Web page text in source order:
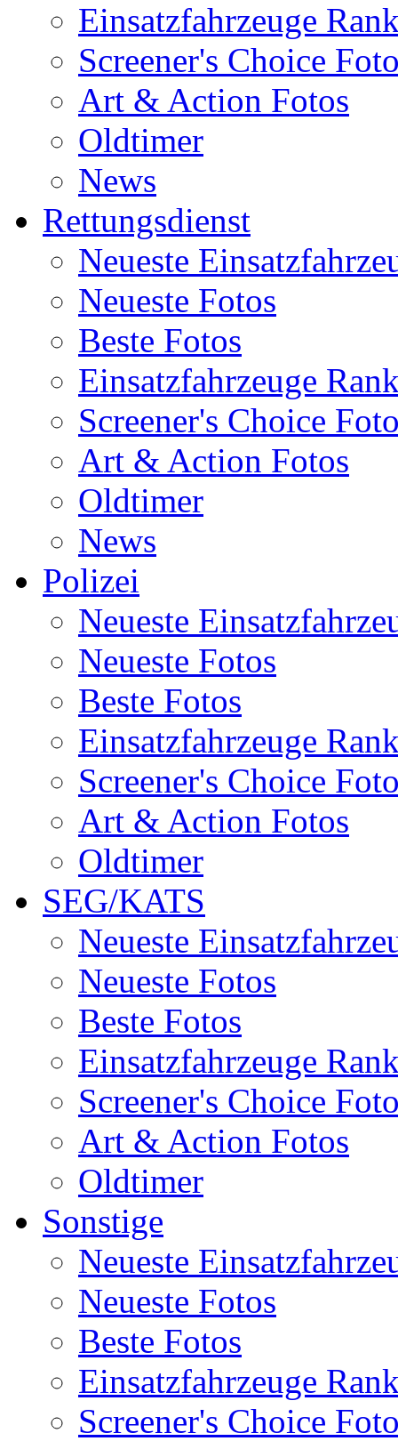
Einsatzfahrzeuge
Screener's Choice
Art & Action Fotos
Oldtimer
News
Rettungsdienst
Neueste
Neueste Fotos
Beste Fotos
Einsatzfahrzeuge
Screener's Choice
Art & Action Fotos
Oldtimer
News
Polizei
Neueste
Neueste Fotos
Beste Fotos
Einsatzfahrzeuge
Screener's Choice
Art & Action Fotos
Oldtimer
SEG/KATS
Neueste
Neueste Fotos
Beste Fotos
Einsatzfahrzeuge
Screener's Choice
Art & Action Fotos
Oldtimer
Sonstige
Neueste
Neueste Fotos
Beste Fotos
Einsatzfahrzeuge
Screener's Choice